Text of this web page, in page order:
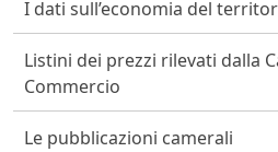
I dati sull’economia del
Listini dei prezzi rilevati dalla
Commercio
Le pubblicazioni camerali